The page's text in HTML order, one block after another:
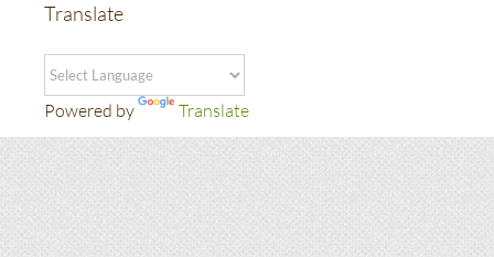
Translate
Powered by Translate